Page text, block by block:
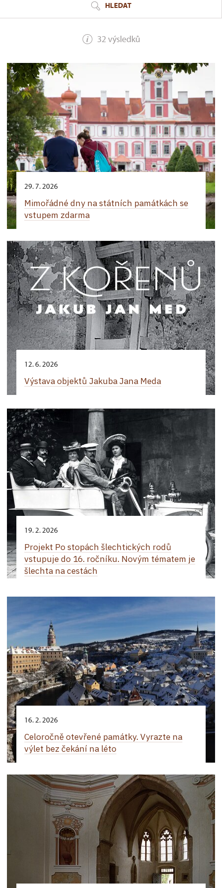
HLEDAT
32 výsledků
29. 7. 2026
Mimořádné dny na státních památkách se
vstupem zdarma
12. 6. 2026
Výstava objektů Jakuba Jana Meda
19. 2. 2026
Projekt Po stopách šlechtických rodů
vstupuje do 16. ročníku. Novým tématem je
šlechta na cestách
16. 2. 2026
Celoročně otevřené památky. Vyrazte na
výlet bez čekání na léto